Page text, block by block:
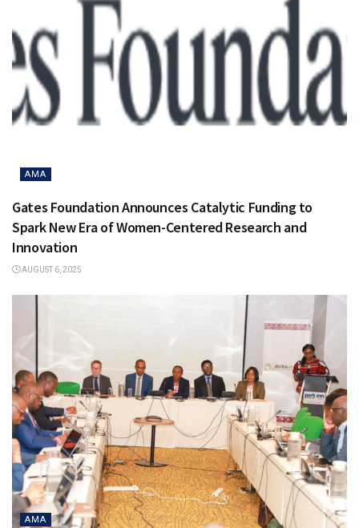
AMA
Gates Foundation Announces Catalytic Funding to
Spark New Era of Women-Centered Research and
Innovation
AUGUST 6, 2025
AMA